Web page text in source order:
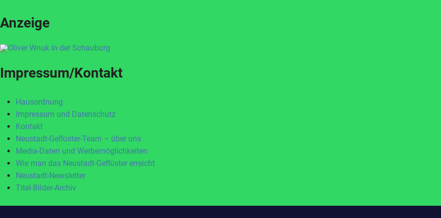
Anzeige
Impressum/Kontakt
Hausordnung
Impressum und Datenschutz
Kontakt
Neustadt-Geflüster-Team – über uns
Media-Daten und Werbemöglichkeiten
Wie man das Neustadt-Geflüster erreicht
Neustadt-Newsletter
Titel-Bilder-Archiv